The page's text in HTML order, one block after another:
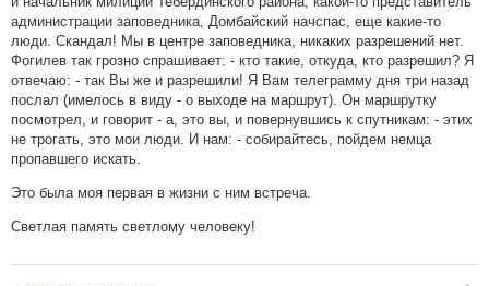
администрации заповедника, Домбайский начспас, еще какие-то
люди. Скандал! Мы в центре заповедника, никаких разрешений нет.
Фогилев так грозно спрашивает: - кто такие, откуда, кто разрешил? Я
отвечаю: - так Вы же и разрешили! Я Вам телеграмму дня три назад
послал (имелось в виду - о выходе на маршрут). Он маршрутку
посмотрел, и говорит - а, это вы, и повернувшись к спутникам: - этих
не трогать, это мои люди. И нам: - собирайтесь, пойдем немца
пропавшего искать.
Это была моя первая в жизни с ним встреча.
Светлая память светлому человеку!